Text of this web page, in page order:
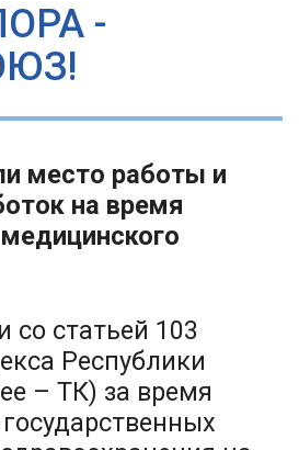
-
место работы и
на время
со статьей 103
Республики
– ТК) за время